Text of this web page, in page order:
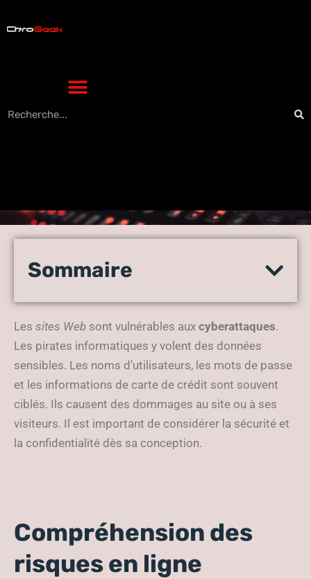
les aspects clés prendre en
site
Sommaire
Les sites Web sont vulnérables aux cyberattaques.
Les pirates informatiques y volent des données
sensibles. Les noms d’utilisateurs, les mots de passe
et les informations de carte de crédit sont souvent
ciblés. Ils causent des dommages au site ou à ses
visiteurs. Il est important de considérer la sécurité et
la confidentialité dès sa conception.
Compréhension des
risques en ligne